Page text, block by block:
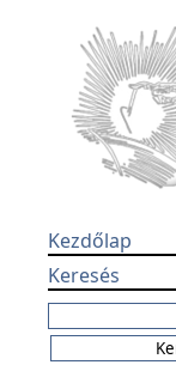
Kezdőlap
Keresés